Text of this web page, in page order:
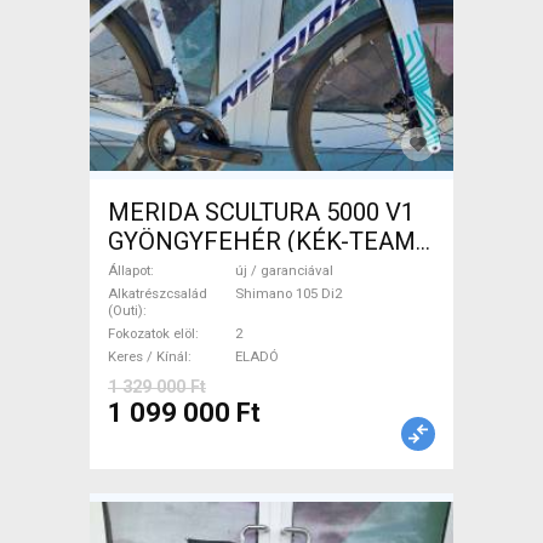
MERIDA SCULTURA 5000 V1
GYÖNGYFEHÉR (KÉK-TEAM)
( XS,S,M) Országúti Shimano
105 Di2 tárcsafék új /
garanciával ELADÓ
Állapot
új / garanciával
Alkatrészcsalád
(Outi)
Shimano 105 Di2
Fokozatok elöl
2
Keres / Kínál
ELADÓ
1 329 000 Ft
1 099 000 Ft